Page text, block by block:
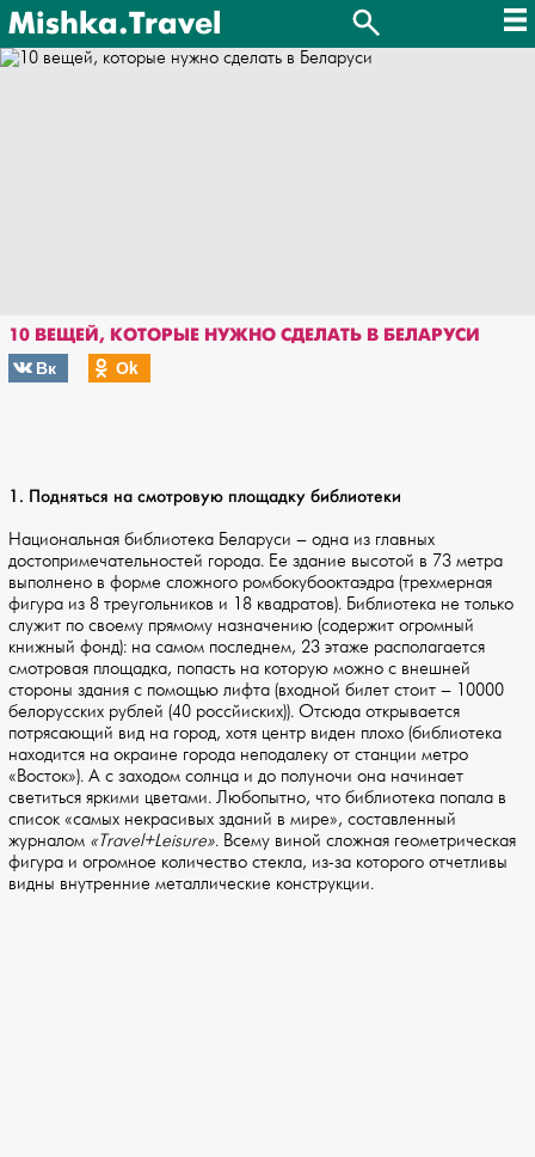
Mishka.Travel
10 ВЕЩЕЙ, КОТОРЫЕ НУЖНО СДЕЛАТЬ В БЕЛАРУСИ
Вк
Оk
1. Подняться на смотровую площадку библиотеки
Национальная библиотека Беларуси – одна из главных
достопримечательностей города. Ее здание высотой в 73 метра
выполнено в форме сложного ромбокубооктаэдра (трехмерная
фигура из 8 треугольников и 18 квадратов). Библиотека не только
служит по своему прямому назначению (содержит огромный
книжный фонд): на самом последнем, 23 этаже располагается
смотровая площадка, попасть на которую можно с внешней
стороны здания с помощью лифта (входной билет стоит – 10000
белорусских рублей (40 россйиских)). Отсюда открывается
потрясающий вид на город, хотя центр виден плохо (библиотека
находится на окраине города неподалеку от станции метро
«Восток»). А с заходом солнца и до полуночи она начинает
светиться яркими цветами. Любопытно, что библиотека попала в
список «самых некрасивых зданий в мире», составленный
журналом «Travel+Leisure». Всему виной сложная геометрическая
фигура и огромное количество стекла, из-за которого отчетливы
видны внутренние металлические конструкции.